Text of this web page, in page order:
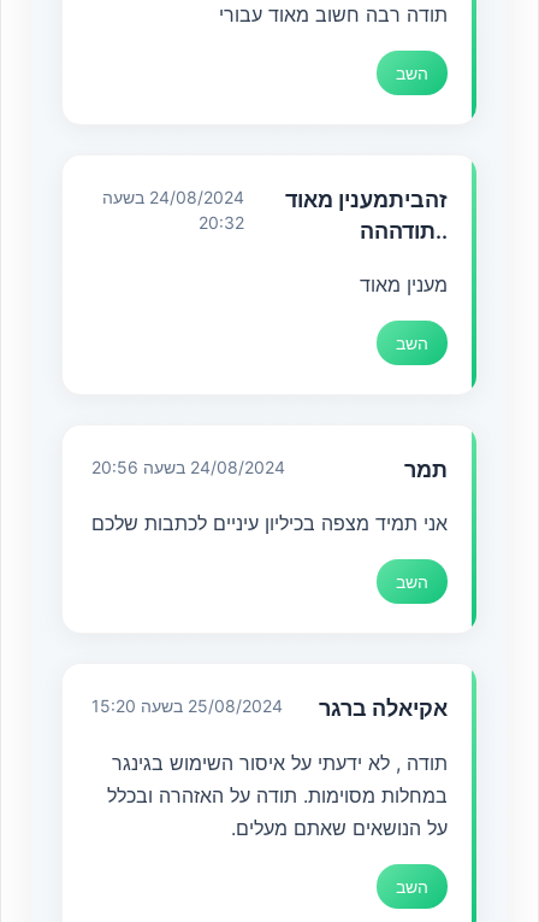
תודה רבה חשוב מאוד עבורי
השב
זהביתמענין מאוד
..תודההה
24/08/2024 בשעה
20:32
מענין מאוד
השב
תמר 24/08/2024 בשעה 20:56
אני תמיד מצפה בכיליון עיניים לכתבות שלכם
השב
אקיאלה ברגר 25/08/2024 בשעה 15:20
תודה , לא ידעתי על איסור השימוש בגינגר
במחלות מסוימות. תודה על האזהרה ובכלל
על הנושאים שאתם מעלים.
השב